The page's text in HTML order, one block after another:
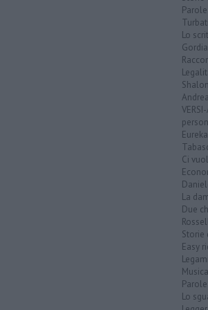
Lo
Ci
La
Due
Easy
Lo